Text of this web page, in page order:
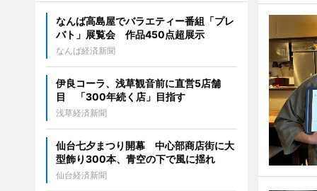
なんば高島屋でバラエティー番組「プレ
バト」展覧会 作品450点超展示
なんば経済新聞
伊良コーラ、浅草観音前に直営5店舗
目 「300年続く店」目指す
浅草経済新聞
仙台七夕まつり開幕 中心部商店街に大
型飾り300本、青空の下で風に揺れ
仙台経済新聞